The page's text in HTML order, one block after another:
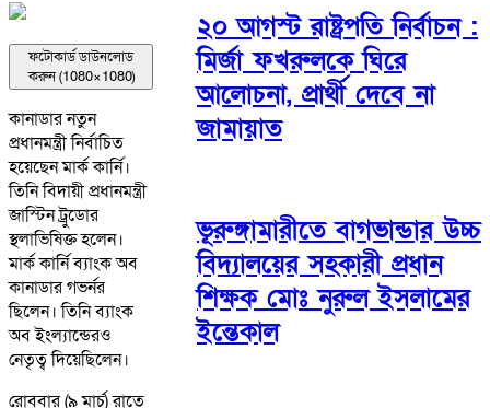
ফটোকার্ড ডাউনলোড
করুন (1080×1080)
কানাডার নতুন
প্রধানমন্ত্রী নির্বাচিত
হয়েছেন মার্ক কার্নি।
তিনি বিদায়ী প্রধানমন্ত্রী
জাস্টিন ট্রুডোর
স্থলাভিষিক্ত হলেন।
মার্ক কার্নি ব্যাংক অব
কানাডার গভর্নর
ছিলেন। তিনি ব্যাংক
অব ইংল্যান্ডেরও
নেতৃত্ব দিয়েছিলেন।
রোববার (৯ মার্চ) রাতে
২০ আগস্ট রাষ্ট্রপতি নির্বাচন :
মির্জা ফখরুলকে ঘিরে
আলোচনা, প্রার্থী দেবে না
জামায়াত
ভূরুঙ্গামারীতে বাগভান্ডার উচ্চ
বিদ্যালয়ের সহকারী প্রধান
শিক্ষক মোঃ নুরুল ইসলামের
ইন্তেকাল